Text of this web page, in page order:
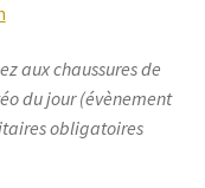
aux chaussures de
du jour (évènement
obligatoires